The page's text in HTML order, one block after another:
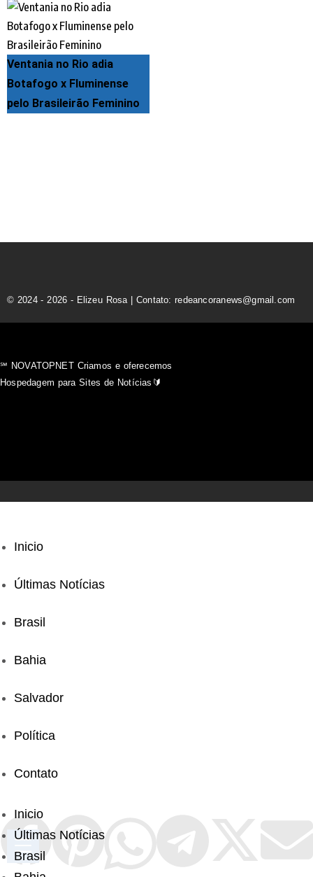
Ventania no Rio adia
Botafogo x Fluminense
pelo Brasileirão Feminino
© 2024 - 2026 - Elizeu Rosa | Contato: redeancoranews@gmail.com
℠ NOVATOPNET Criamos e oferecemos
Hospedagem para Sites de Notícias🔰
Inicio
Últimas Notícias
Brasil
Bahia
Salvador
Política
Contato
Inicio
Últimas Notícias
Brasil